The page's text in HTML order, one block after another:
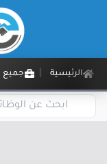
الرئيسية جميع